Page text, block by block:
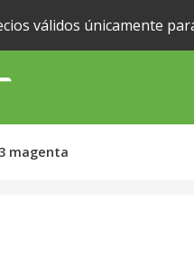
válidos únicamente
magenta